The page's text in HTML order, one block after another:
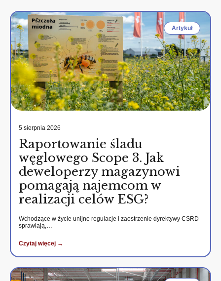
Artykuł
5 sierpnia 2026
Raportowanie śladu
węglowego Scope 3. Jak
deweloperzy magazynowi
pomagają najemcom w
realizacji celów ESG?
Wchodzące w życie unijne regulacje i zaostrzenie dyrektywy CSRD
sprawiają,…
Czytaj więcej →